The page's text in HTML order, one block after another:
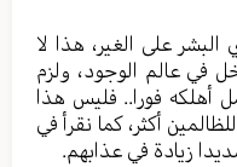
البشر على الغير، هذا لا
في عالم الوجود، ولزم
أهلكه فورا.. فليس هذا
أكثر، كما نقرأ في
زيادة في عذابهم.